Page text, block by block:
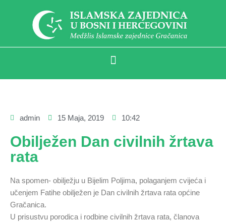
admin 15 Maja, 2019 10:42
Obilježen Dan civilnih žrtava
rata
Na spomen- obilježju u Bijelim Poljima, polaganjem cvijeća i
učenjem Fatihe obilježen je Dan civilnih žrtava rata općine
Gračanica.
U prisustvu porodica i rodbine civilnih žrtava rata, članova